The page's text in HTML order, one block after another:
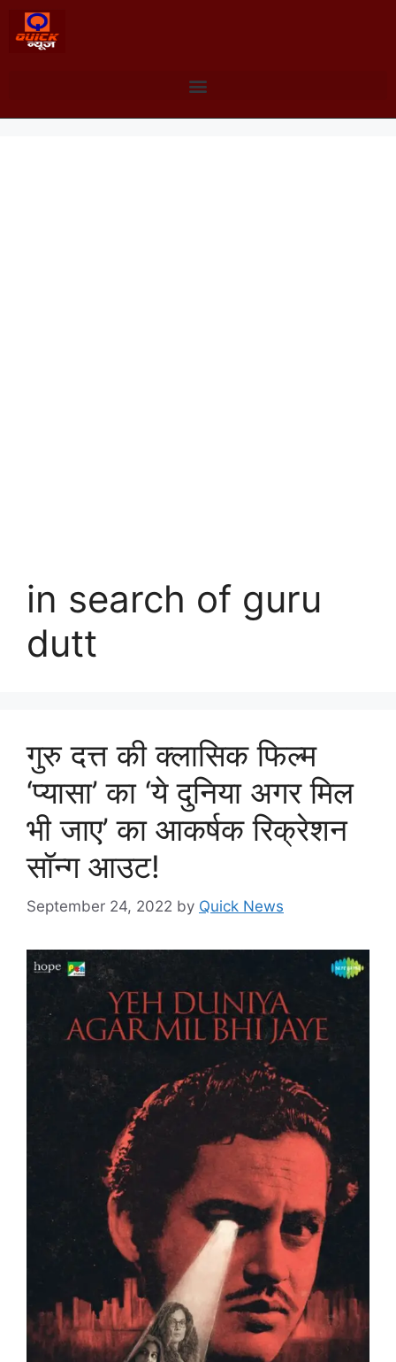
in search of guru
dutt
गुरु दत्त की क्लासिक फिल्म
‘प्यासा’ का ‘ये दुनिया अगर मिल
भी जाए’ का आकर्षक रिक्रेशन
सॉन्ग आउट!
September 24, 2022 by Quick News